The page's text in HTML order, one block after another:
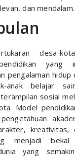
dan mendalam.
desa-
yang
pengalaman hidup
anak belajar
sosial
Model
kreativitas,
menjadi
yang